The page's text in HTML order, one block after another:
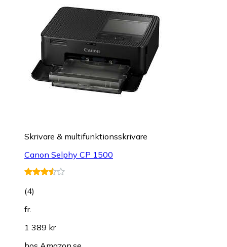
Skrivare & multifunktionsskrivare
Canon Selphy CP 1500
(4)
fr.
1 389 kr